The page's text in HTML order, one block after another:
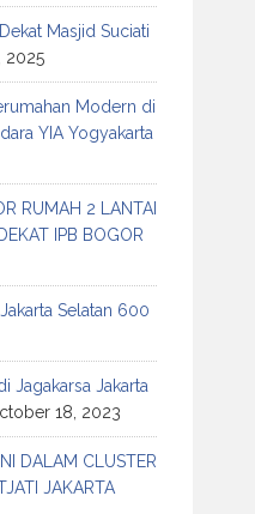
Masjid Suciati
2025
Modern di
YIA Yogyakarta
RUMAH 2 LANTAI
IPB BOGOR
Selatan 600
Jagakarsa Jakarta
18, 2023
DALAM CLUSTER
JAKARTA